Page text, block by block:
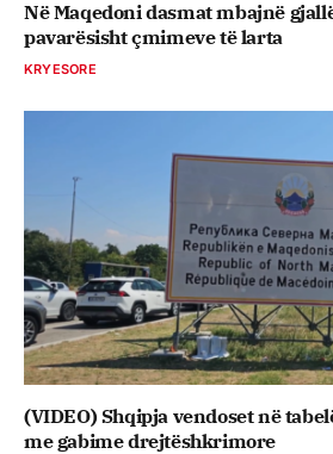
Në Maqedoni dasmat mbajnë
pavarësisht çmimeve të larta
KRYESORE
(VIDEO) Shqipja vendoset në
me gabime drejtëshkrimore